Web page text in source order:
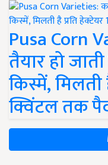
Pusa Corn
तैयार हो
किस्में, मिलती
क्विंटल तक